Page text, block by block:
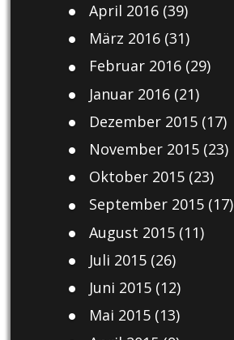
April 2016(39)
März 2016(31)
Februar 2016(29)
Januar 2016(21)
Dezember 2015(17)
November 2015(23)
Oktober 2015(23)
September 2015(17)
August 2015(11)
Juli 2015(26)
Juni 2015(12)
Mai 2015(13)